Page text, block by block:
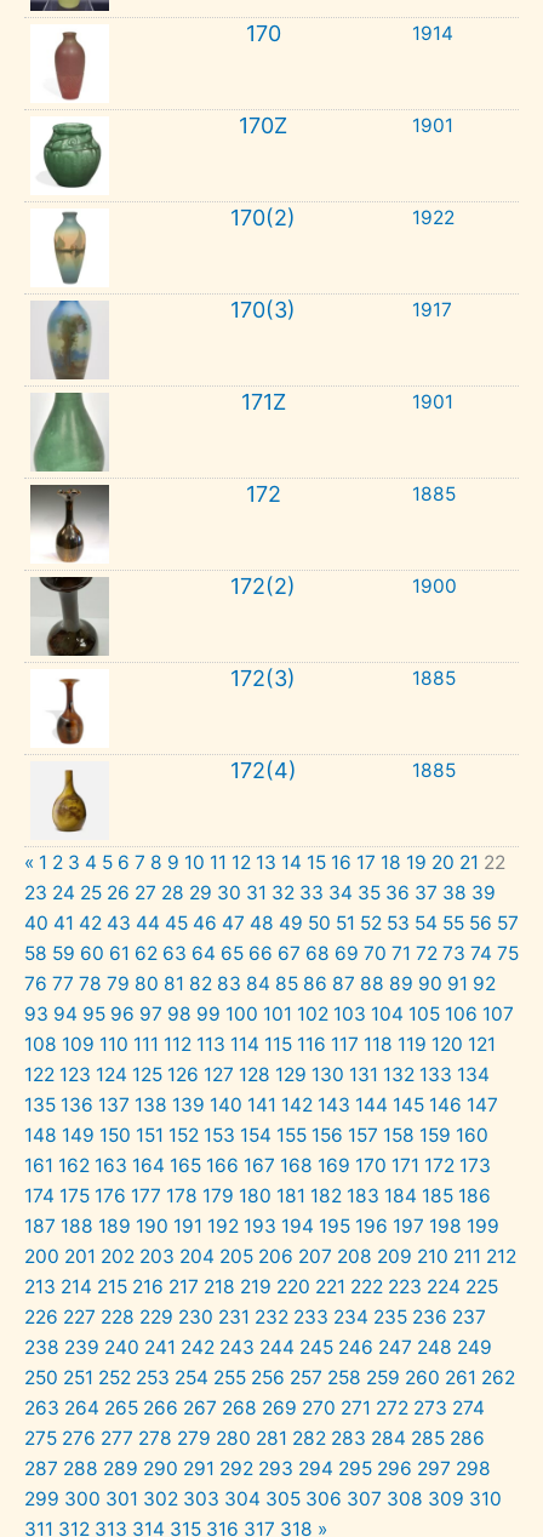
170 1914
170Z 1901
170(2) 1922
170(3) 1917
171Z 1901
172 1885
172(2) 1900
172(3) 1885
172(4) 1885
« 1 2 3 4 5 6 7 8 9 10 11 12 13 14 15 16 17 18 19 20 21 22
23 24 25 26 27 28 29 30 31 32 33 34 35 36 37 38 39
40 41 42 43 44 45 46 47 48 49 50 51 52 53 54 55 56 57
58 59 60 61 62 63 64 65 66 67 68 69 70 71 72 73 74 75
76 77 78 79 80 81 82 83 84 85 86 87 88 89 90 91 92
93 94 95 96 97 98 99 100 101 102 103 104 105 106 107
108 109 110 111 112 113 114 115 116 117 118 119 120 121
122 123 124 125 126 127 128 129 130 131 132 133 134
135 136 137 138 139 140 141 142 143 144 145 146 147
148 149 150 151 152 153 154 155 156 157 158 159 160
161 162 163 164 165 166 167 168 169 170 171 172 173
174 175 176 177 178 179 180 181 182 183 184 185 186
187 188 189 190 191 192 193 194 195 196 197 198 199
200 201 202 203 204 205 206 207 208 209 210 211 212
213 214 215 216 217 218 219 220 221 222 223 224 225
226 227 228 229 230 231 232 233 234 235 236 237
238 239 240 241 242 243 244 245 246 247 248 249
250 251 252 253 254 255 256 257 258 259 260 261 262
263 264 265 266 267 268 269 270 271 272 273 274
275 276 277 278 279 280 281 282 283 284 285 286
287 288 289 290 291 292 293 294 295 296 297 298
299 300 301 302 303 304 305 306 307 308 309 310
311 312 313 314 315 316 317 318 »